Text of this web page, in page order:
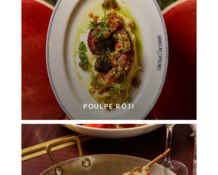
POULPE RÔTI